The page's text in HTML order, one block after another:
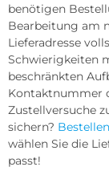
benötigen
Bearbeitung am
Lieferadresse
Schwierigkeiten
beschränkten
Kontaktnummer
Zustellversuche
sichern?
wählen Sie die
passt!